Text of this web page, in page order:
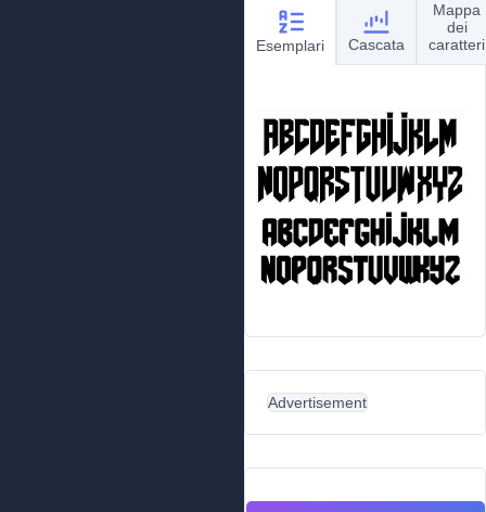
Esemplari Cascata
Mappa
dei
caratteri
Advertisement